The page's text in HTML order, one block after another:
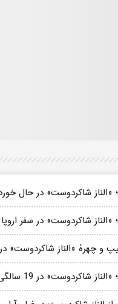
«الناز شاکردوست» در
«الناز شاکردوست» در سفر
و چهرۀ «الناز شاکردوست»
در 19 سالگی و در اولین فیلم اش؛ سال 82